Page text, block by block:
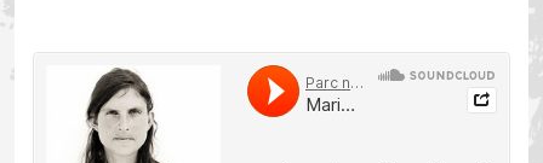
Soundcloud